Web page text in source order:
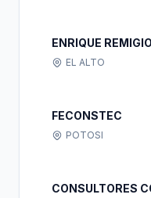
ENRIQUE
EL ALTO
FECONSTEC
POTOSI
CONSULTORES